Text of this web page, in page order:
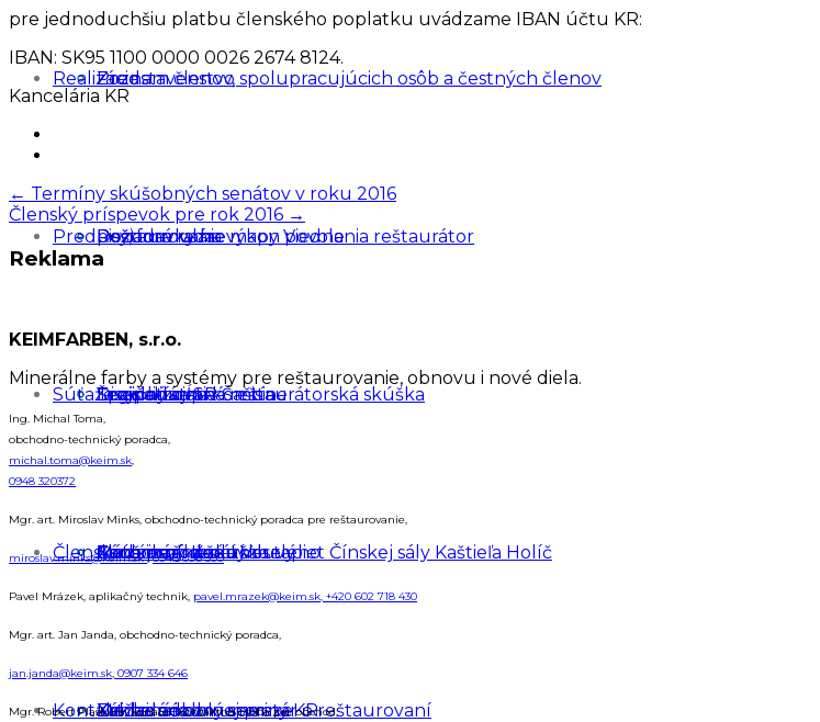
Predstavenstvo
Dozorná rada
Disciplinárna komisia
Skúšobný senát
Kancelária
Zoznam členov, spolupracujúcich osôb a čestných členov
Požiadavky na výkon povolania reštaurátor
Špecializovaná reštaurátorská skúška
Autorizačná skúška
Knižka odbornej praxe
Realizácie
Reštaurovanie mapy Viedne
Trojičný stĺp v Šaštíne
Záchrana kožených tapiet Čínskej sály Kaštieľa Holíč
Predpisy, formuláre
Legislatíva SR
Medzinárodné zmluvy
Základné dokumenty KR
Súťaže a podujatia
Cena prof. Karla Veselého
Medzinárodný seminár o reštaurovaní
Členská zóna
Kontakt
pre jednoduchšiu platbu členského poplatku uvádzame IBAN účtu KR:
IBAN: SK95 1100 0000 0026 2674 8124.
Kancelária KR
Post
navigation
← Termíny skúšobných senátov v roku 2016
Členský príspevok pre rok 2016 →
Reklama
KEIMFARBEN, s.r.o.
Minerálne farby a systémy pre reštaurovanie, obnovu i nové diela.
Ing. Michal Toma,
obchodno-technický poradca,
michal.toma@keim.sk,
0948 320372
Mgr. art. Miroslav Minks, obchodno-technický poradca pre reštaurovanie,
miroslav.minks@keim.sk,0948 096 399
Pavel Mrázek, aplikačný technik, pavel.mrazek@keim.sk, +420 602 718 430
Mgr. art. Jan Janda, obchodno-technický poradca,
jan.janda@keim.sk, 0907 334 646
Mgr. Robert Plaskura, konateľ, kontaktná osoba pre obchod,